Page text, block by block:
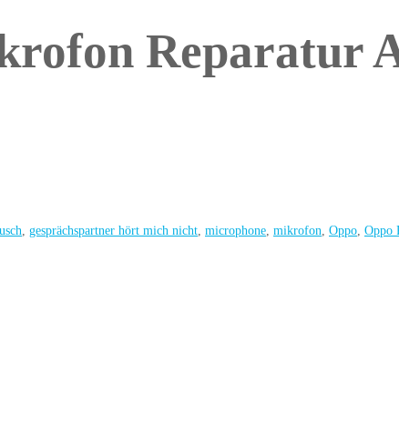
Reparatur
, gesprächspartner hört mich nicht, microphone, mikrofon, Oppo, Oppo